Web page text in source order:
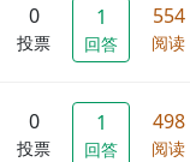
0
投票
1
回答
554
阅读
0
投票
1
回答
498
阅读